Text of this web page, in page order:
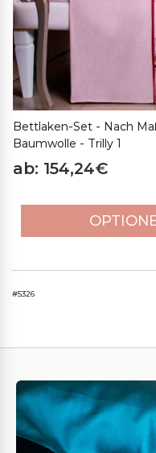
Bettlaken-Set - Nach
Baumwolle - Trilly 1
ab: 154,24€
#5326